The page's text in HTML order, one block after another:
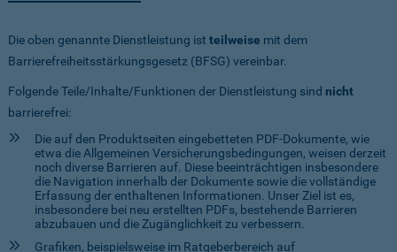
Die oben genannte Dienstleistung ist teilweise mit dem
Barrierefreiheitsstärkungsgesetz (BFSG) vereinbar.
Folgende Teile/Inhalte/Funktionen der Dienstleistung sind nicht
barrierefrei:
Die auf den Produktseiten eingebetteten PDF-Dokumente, wie
etwa die Allgemeinen Versicherungsbedingungen, weisen derzeit
noch diverse Barrieren auf. Diese beeinträchtigen insbesondere
die Navigation innerhalb der Dokumente sowie die vollständige
Erfassung der enthaltenen Informationen. Unser Ziel ist es,
insbesondere bei neu erstellten PDFs, bestehende Barrieren
abzubauen und die Zugänglichkeit zu verbessern.
Grafiken, beispielsweise im Ratgeberbereich auf